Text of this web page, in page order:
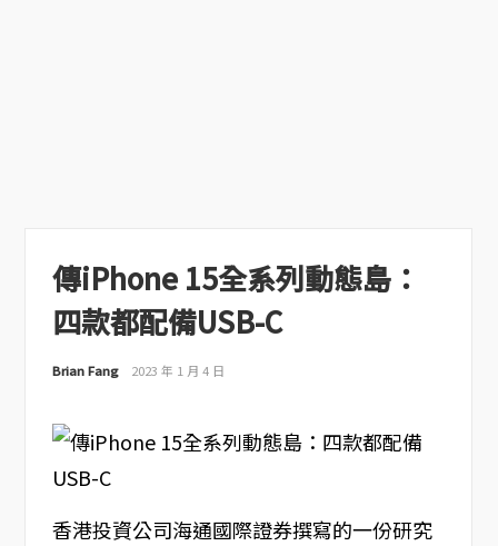
傳iPhone 15全系列動態島：
四款都配備USB-C
Brian Fang 2023 年 1 月 4 日
香港投資公司海通國際證券撰寫的一份研究